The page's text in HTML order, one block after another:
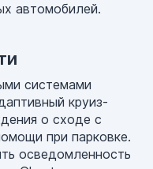
автомобилей.
системами
круиз-
о сходе с
при парковке.
осведомленность